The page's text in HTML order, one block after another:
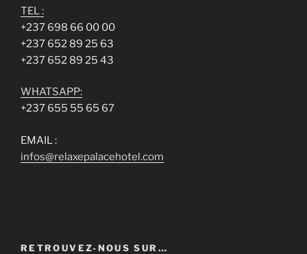
TEL :
+237 698 66 00 00
+237 652 89 25 63
+237 652 89 25 43
WHATSAPP:
+237 655 55 65 67
EMAIL :
infos@relaxepalacehotel.com
RETROUVEZ-NOUS SUR…